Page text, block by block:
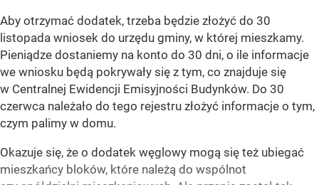
Aby otrzymać dodatek, trzeba będzie złożyć do 30
listopada wniosek do urzędu gminy, w której mieszkamy.
Pieniądze dostaniemy na konto do 30 dni, o ile informacje
we wniosku będą pokrywały się z tym, co znajduje się
w Centralnej Ewidencji Emisyjności Budynków. Do 30
czerwca należało do tego rejestru złożyć informacje o tym,
czym palimy w domu.
Okazuje się, że o dodatek węglowy mogą się też ubiegać
mieszkańcy bloków, które należą do wspólnot